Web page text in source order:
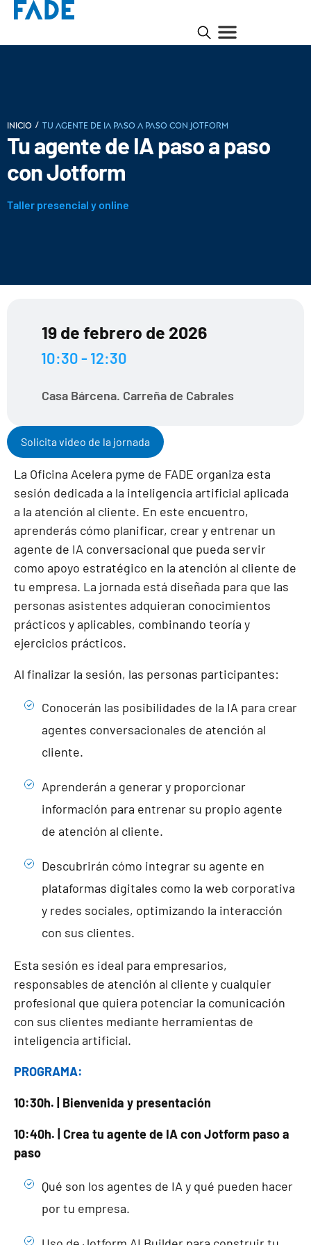
INICIO / Tu agente de IA paso a paso con Jotform
Tu agente de IA paso a paso
con Jotform
Taller presencial y online
19 de febrero de 2026
10:30 - 12:30
Casa Bárcena. Carreña de Cabrales
La Oficina Acelera pyme de FADE organiza esta
sesión dedicada a la inteligencia artificial aplicada
a la atención al cliente. En este encuentro,
aprenderás cómo planificar, crear y entrenar un
agente de IA conversacional que pueda servir
como apoyo estratégico en la atención al cliente de
tu empresa. La jornada está diseñada para que las
personas asistentes adquieran conocimientos
prácticos y aplicables, combinando teoría y
ejercicios prácticos.
Al finalizar la sesión, las personas participantes:
Conocerán las posibilidades de la IA para crear
agentes conversacionales de atención al
cliente.
Aprenderán a generar y proporcionar
información para entrenar su propio agente
de atención al cliente.
Descubrirán cómo integrar su agente en
plataformas digitales como la web corporativa
y redes sociales, optimizando la interacción
con sus clientes.
Esta sesión es ideal para empresarios,
responsables de atención al cliente y cualquier
profesional que quiera potenciar la comunicación
con sus clientes mediante herramientas de
inteligencia artificial.
PROGRAMA:
10:30h. | Bienvenida y presentación
10:40h. | Crea tu agente de IA con Jotform paso a
paso
Qué son los agentes de IA y qué pueden hacer
por tu empresa.
Solicita video de la jornada